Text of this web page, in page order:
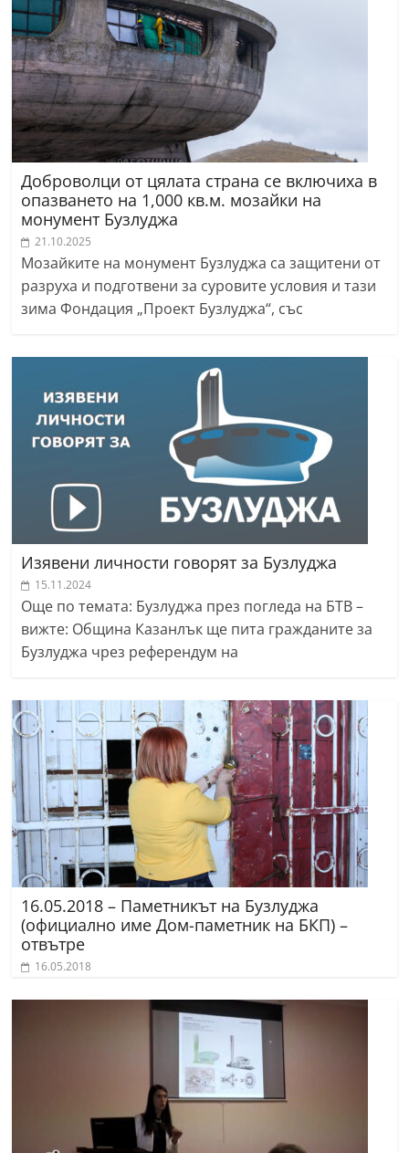
Доброволци от цялата страна се включиха в
опазването на 1,000 кв.м. мозайки на
монумент Бузлуджа
21.10.2025
Мозайките на монумент Бузлуджа са защитени от
разруха и подготвени за суровите условия и тази
зима Фондация „Проект Бузлуджа“, със
Изявени личности говорят за Бузлуджа
15.11.2024
Още по темата: Бузлуджа през погледа на БТВ –
вижте: Община Казанлък ще пита гражданите за
Бузлуджа чрез референдум на
16.05.2018 – Паметникът на Бузлуджа
(официално име Дом-паметник на БКП) –
отвътре
16.05.2018